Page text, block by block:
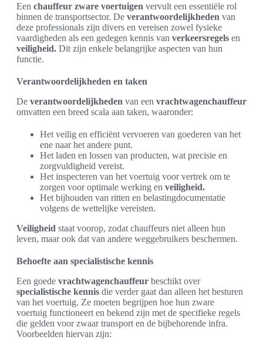
Een chauffeur zware voertuigen vervult een essentiële rol
binnen de transportsector. De verantwoordelijkheden van
deze professionals zijn divers en vereisen zowel fysieke
vaardigheden als een gedegen kennis van verkeersregels en
veiligheid. Dit zijn enkele belangrijke aspecten van hun
functie.
Verantwoordelijkheden en taken
De verantwoordelijkheden van een vrachtwagenchauffeur
omvatten een breed scala aan taken, waaronder:
Het veilig en efficiënt vervoeren van goederen van het
ene naar het andere punt.
Het laden en lossen van producten, wat precisie en
zorgvuldigheid vereist.
Het inspecteren van het voertuig voor vertrek om te
zorgen voor optimale werking en veiligheid.
Het bijhouden van ritten en belastingdocumentatie
volgens de wettelijke vereisten.
Veiligheid staat voorop, zodat chauffeurs niet alleen hun
leven, maar ook dat van andere weggebruikers beschermen.
Behoefte aan specialistische kennis
Een goede vrachtwagenchauffeur beschikt over
specialistische kennis die verder gaat dan alleen het besturen
van het voertuig. Ze moeten begrijpen hoe hun zware
voertuig functioneert en bekend zijn met de specifieke regels
die gelden voor zwaar transport en de bijbehorende infra.
Voorbeelden hiervan zijn: